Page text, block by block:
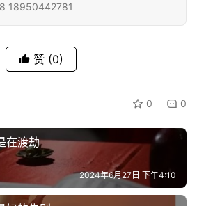
18950442781
赞 (0)
0 0
在渡劫
2024年6月27日 下午4:10